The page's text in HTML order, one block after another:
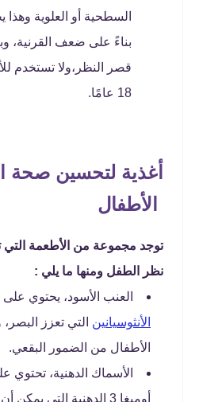
السطحية أو العلوية وهذا
بناءً على ضعف القرنية،
قصر النظر،ولا تستخدم
18 عامًا.
أغذية لتحسين صحة
الأطفال
توجد مجموعة من الأطعمة التي
نظر الطفل ومنها ما يلي :
العنب الأسود، يحتوي على
الأنثوسيانين التي تعزز
الأطفال من الضمور البقعي.
الأسماك الدهنية،
أوميغا 3 الدهنية التي